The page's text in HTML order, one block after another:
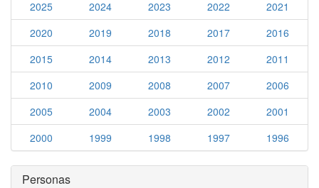
2025 2024 2023 2022
2021
2020
2019 2018 2017
2016
2015
2014 2013 2012
2011
2010
2009 2008 2007
2006
2005
2004 2003 2002
2001
2000
1999 1998 1997 1996
Personas